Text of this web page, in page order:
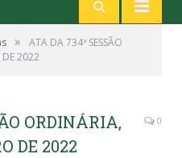
»
ATA DA 734ª SESSÃO
DE 2022
ORDINÁRIA,
DE 2022
0